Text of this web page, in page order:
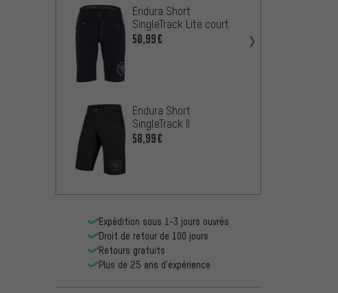
Endura Short
SingleTrack Lite court
50,99€
Endura Short
SingleTrack II
58,99€
Expédition sous 1-3 jours ouvrés
Droit de retour de 100 jours
Retours gratuits
Plus de 25 ans d'expérience